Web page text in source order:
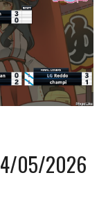
4/05/2026